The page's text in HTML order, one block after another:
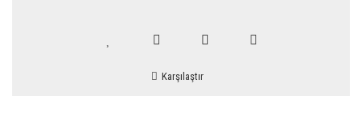
Karşılaştır